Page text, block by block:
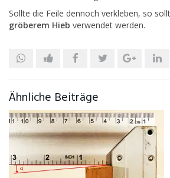
Sollte die Feile dennoch verkleben, so
gröberem Hieb verwendet werden.
Ähnliche Beiträge